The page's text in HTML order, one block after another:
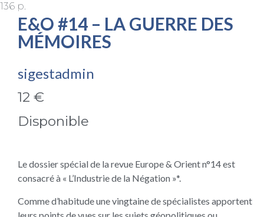
136 p.
E&O #14 – LA GUERRE DES
MÉMOIRES
sigestadmin
12 €
Disponible
Le dossier spécial de la revue Europe & Orient n°14 est
consacré à « L’Industrie de la Négation »*.
Comme d’habitude une vingtaine de spécialistes apportent